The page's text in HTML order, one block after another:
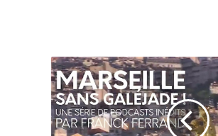
P
o
d
c
a